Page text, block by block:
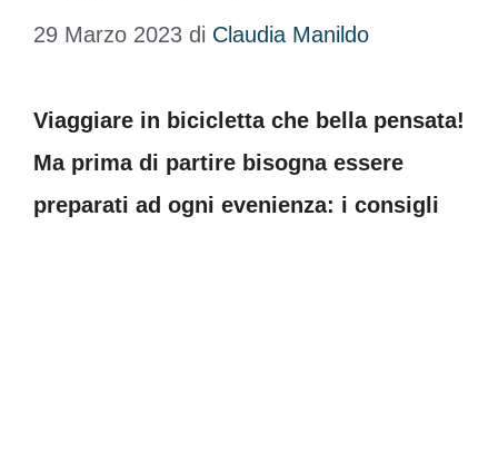
29 Marzo 2023 di Claudia Manildo
Viaggiare in bicicletta che bella pensata!
Ma prima di partire bisogna essere
preparati ad ogni evenienza: i consigli